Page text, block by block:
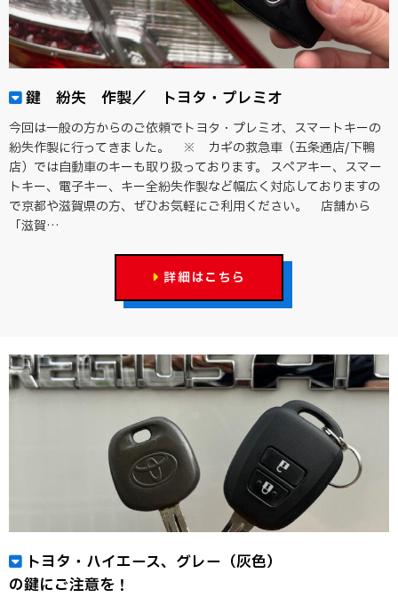
鍵 紛失 作製／ トヨタ・プレミオ
今回は一般の方からのご依頼でトヨタ・プレミオ、スマートキーの
紛失作製に行ってきました。 ※ カギの救急車（五条通店/下鴨
店）では自動車のキーも取り扱っております。 スペアキー、スマー
トキー、電子キー、キー全紛失作製など幅広く対応しておりますの
で京都や滋賀県の方、ぜひお気軽にご利用ください。 店舗から
「滋賀…
詳細はこちら
トヨタ・ハイエース、グレー（灰色）
の鍵にご注意を！